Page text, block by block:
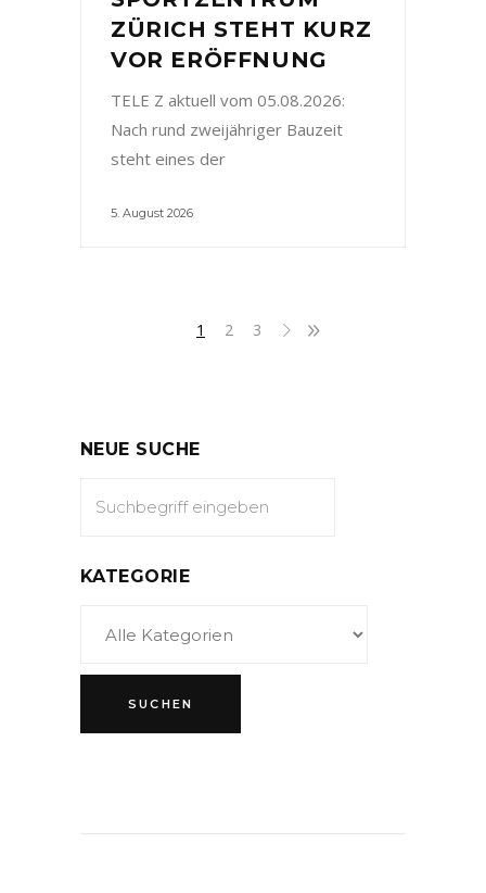
ZÜRICH STEHT KURZ
VOR ERÖFFNUNG
TELE Z aktuell vom 05.08.2026:
Nach rund zweijähriger Bauzeit
steht eines der
5. August 2026
1 2 3
NEUE SUCHE
KATEGORIE